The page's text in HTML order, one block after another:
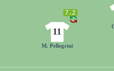
7.2
11
M. Pellegrini